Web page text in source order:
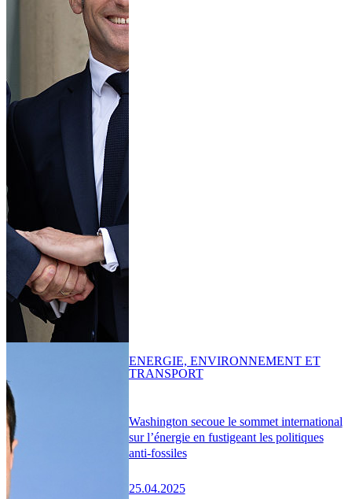
Washington secoue le sommet international
sur l’énergie en fustigeant les politiques
anti-fossiles
25.04.2025
ENERGIE, ENVIRONNEMENT ET
TRANSPORT